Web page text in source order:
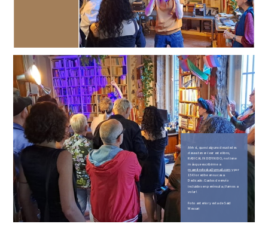
Ahh sí, que si algunx de ustedes
desea tener-leer este libro,
RADICAL INDEFINIDO, no tiene
más que escribirme a
maxnitrofoska@gmail.com y por
15€ lo recibe en su casa.
Dedicado. Gastos de envío
incluidos en península. ¡Vamos a
volar!
Foto anterior y esta de Said
Messari